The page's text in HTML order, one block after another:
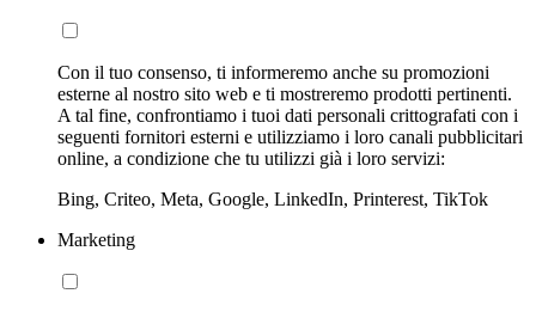
Con il tuo consenso, ti informeremo anche su promozioni
esterne al nostro sito web e ti mostreremo prodotti pertinenti.
A tal fine, confrontiamo i tuoi dati personali crittografati con i
seguenti fornitori esterni e utilizziamo i loro canali pubblicitari
online, a condizione che tu utilizzi già i loro servizi:
Bing, Criteo, Meta, Google, LinkedIn, Printerest, TikTok
Marketing